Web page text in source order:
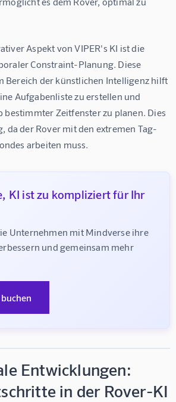
Aspekt von VIPER's KI ist die
Constraint-Planung. Diese
Bereich der künstlichen Intelligenz hilft
Aufgabenliste zu erstellen und
Zeitfenster zu planen. Dies
da der Rover mit den extremen Tag-
arbeiten muss.
KI ist zu kompliziert für Ihr
Unternehmen mit Mindverse ihre
und gemeinsam mehr
Entwicklungen:
in der Rover-KI